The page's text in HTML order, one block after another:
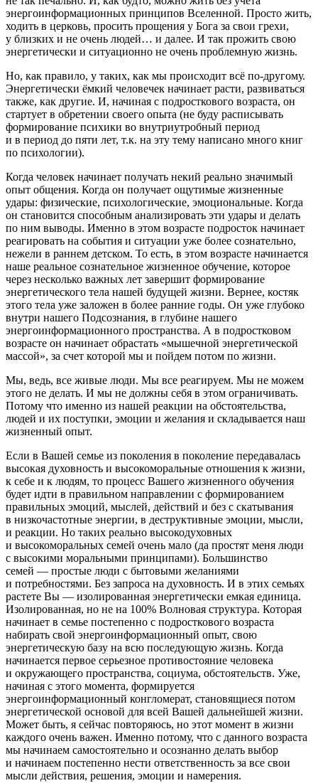
энергоинформационных принципов Вселенной. Просто жить,
ходить в церковь, просить прощения у Бога за свои грехи,
у близких и не очень людей… и далее. И так прожить свою
энергетически и ситуационно не очень проблемную жизнь.
Но, как правило, у таких, как мы происходит всё по-другому.
Энергетически ёмкий человечек начинает расти, развиваться
также, как другие. И, начиная с подросткового возраста, он
стартует в обретении своего опыта (не буду расписывать
формирование психики во внутриутробный период
и в период до пяти лет, т.к. на эту тему написано много книг
по психологии).
Когда человек начинает получать некий реально значимый
опыт общения. Когда он получает ощутимые жизненные
удары: физические, психологические, эмоциональные. Когда
он становится способным анализировать эти удары и делать
по ним выводы. Именно в этом возрасте подросток начинает
реагировать на события и ситуации уже более сознательно,
нежели в раннем детском. То есть, в этом возрасте начинается
наше реальное сознательное жизненное обучение, которое
через несколько важных лет завершит формирование
энергетического тела нашей будущей жизни. Вернее, костяк
этого тела уже заложен в более ранние годы. Он уже глубоко
внутри нашего Подсознания, в глубине нашего
энергоинформационного пространства. А в подростковом
возрасте он начинает обрастать «мышечной энергетической
массой», за счет которой мы и пойдем потом по жизни.
Мы, ведь, все живые люди. Мы все реагируем. Мы не можем
этого не делать. И мы не должны себя в этом ограничивать.
Потому что именно из нашей реакции на обстоятельства,
людей и их поступки, эмоции и желания и складывается наш
жизненный опыт.
Если в Вашей семье из поколения в поколение передавалась
высокая духовность и высокоморальные отношения к жизни,
к себе и к людям, то процесс Вашего жизненного обучения
будет идти в правильном направлении с формированием
правильных эмоций, мыслей, действий и без с скатывания
в низкочастотные энергии, в деструктивные эмоции, мысли,
и реакции. Но таких реально высокодуховных
и высокоморальных семей очень мало (да простят меня люди
с высокими моральными принципами). Большинство
семей — простые люди с бытовыми желаниями
и потребностями. Без запроса на духовность. И в этих семьях
растете Вы — изолированная энергетически емкая единица.
Изолированная, но не на 100% Волновая структура. Которая
начинает в семье постепенно с подросткового возраста
набирать свой энергоинформационный опыт, свою
энергетическую базу на всю последующую жизнь. Когда
начинается первое серьезное противостояние человека
и окружающего пространства, социума, обстоятельств. Уже,
начиная с этого момента, формируется
энергоинформационный конгломерат, становящиеся потом
энергетической основой для всей Вашей дальнейшей жизни.
Может быть, я сейчас повторяюсь, но этот момент в жизни
каждого очень важен. Именно потому, что с данного возраста
мы начинаем самостоятельно и осознанно делать выбор
и начинаем постепенно нести ответственность за все свои
мысли действия, решения, эмоции и намерения.